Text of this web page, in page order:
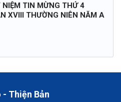
NIỆM TIN MỪNG THỨ 4
XVIII THƯỜNG NIÊN NĂM A
- Thiện Bản